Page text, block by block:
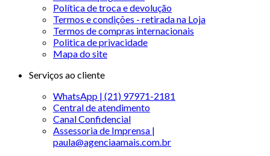
Política de troca e devolução
Termos e condições - retirada na Loja
Termos de compras internacionais
Politica de privacidade
Mapa do site
Serviços ao cliente
WhatsApp | (21) 97971-2181
Central de atendimento
Canal Confidencial
Assessoria de Imprensa |
paula@agenciaamais.com.br